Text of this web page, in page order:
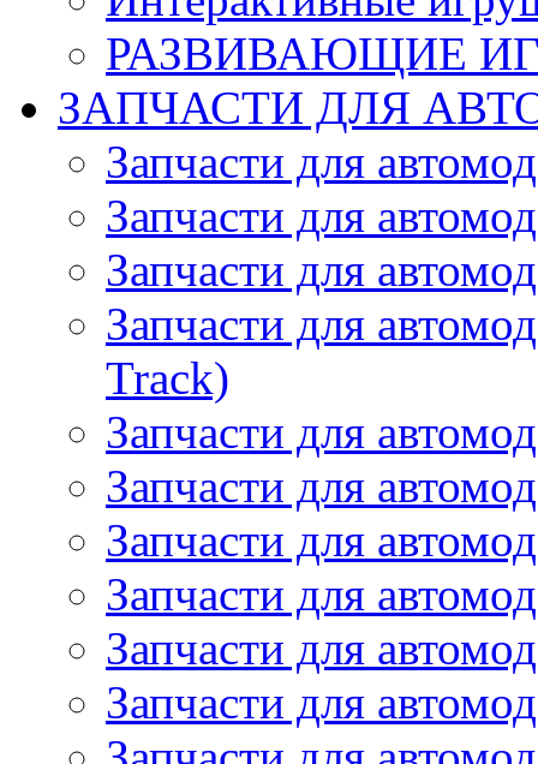
РАЗВИВАЮЩИЕ
ЗАПЧАСТИ ДЛЯ
Запчасти для
Запчасти для
Запчасти для
Запчасти для
Track)
Запчасти для
Запчасти для
Запчасти для
Запчасти для
Запчасти для
Запчасти для